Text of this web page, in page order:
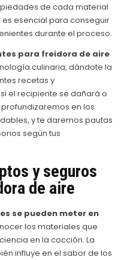
de cada material
esencial para conseguir
durante el proceso.
para freidora de aire
culinaria, dándote la
recetas y
el recipiente se dañará o
en los
y te daremos pautas
según tus
y seguros
de aire
se pueden meter en
los materiales que
en la cocción. La
influye en el sabor de los